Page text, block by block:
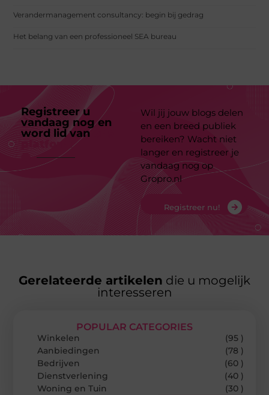
Verandermanagement consultancy: begin bij gedrag
Het belang van een professioneel SEA bureau
Registreer u
vandaag nog en
word lid van
platform
Wil jij jouw blogs delen
en een breed publiek
bereiken? Wacht niet
langer en registreer je
vandaag nog op
Gropro.nl
Registreer nu!
Gerelateerde artikelen die u mogelijk
interesseren
POPULAR CATEGORIES
Winkelen
(95 )
Aanbiedingen
(78 )
Bedrijven
(60 )
Dienstverlening
(40 )
Woning en Tuin
(30 )